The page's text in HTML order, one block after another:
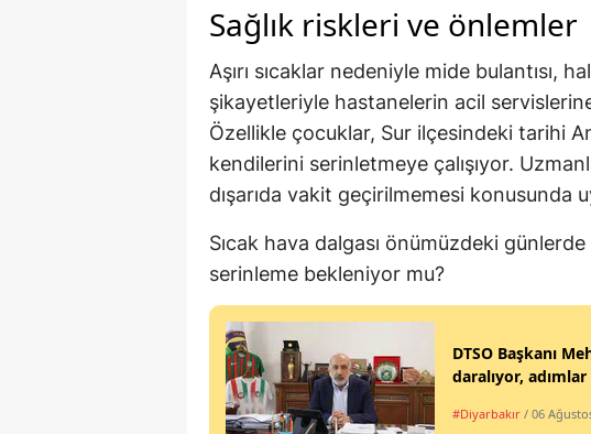
Sağlık riskleri ve önlemler
Aşırı sıcaklar nedeniyle mide bulantısı,
şikayetleriyle hastanelerin acil servislerine
Özellikle çocuklar, Sur ilçesindeki tarihi
kendilerini serinletmeye çalışıyor.
dışarıda vakit geçirilmemesi konusunda
Sıcak hava dalgası önümüzdeki
serinleme bekleniyor mu?
DTSO Başkanı
daralıyor, adımlar
#Diyarbakır / 06